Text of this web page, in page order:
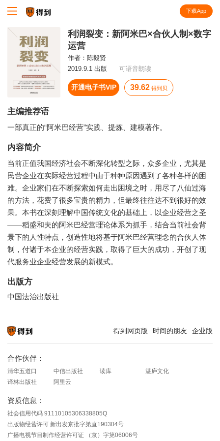
下载App
利润裂变：新阿米巴×合伙人制×数字
运营
作者： 陈毅贤
2019.9.1 出版
可语音朗读
开通电子书VIP 39.62 得到贝
主编推荐语
一部真正的“阿米巴经营”实践、提炼、建模著作。
内容简介
当前正值我国经济社会不断深化转型之际，众多企业，尤其是
民营企业在实际经营过程中由于种种原因遇到了各种各样的困
难。企业家们在不断探索如何走出困境之时，用尽了八仙过海
的方法，花费了很多宝贵的精力，但最终往往达不到很好的效
果。本书在深刻理解中国传统文化的基础上，以企业经营之圣
——稻盛和夫的阿米巴经营理论体系为抓手，结合当前社会背
景下的人性特点，创造性地将基于阿米巴经营理念的合伙人体
制，付诸于本企业的经营实践，取得了巨大的成功，开创了现
代服务业企业经营发展的新模式。
出版方
中国法治出版社
得到网页版 时间的朋友 企业版
合作伙伴：
清华五道口 中信出版社 读库
湛庐文化
译林出版社
阿里云
资质信息：
社会信用代码 91110105306338805Q
出版物经营许可 新出发京批字第直190304号
广播电视节目制作经营许可证 （京）字第06006号